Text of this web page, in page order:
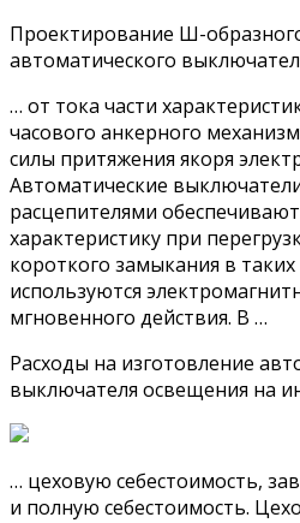
Проектирование Ш-
автоматического
… от тока части
часового анкерного
силы притяжения якоря
Автоматические
расцепителями
характеристику при
короткого замыкания в
используются
мгновенного действия. В …
Расходы на изготовление
выключателя освещения на
… цеховую себестоимость,
и полную себестоимость.